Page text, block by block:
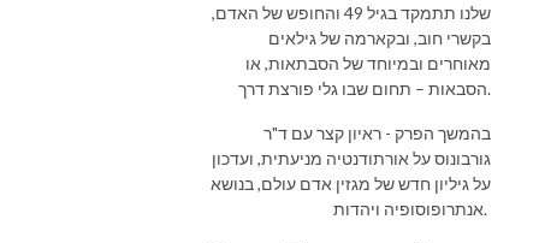
שלנו תתמקד בגיל 49 והחופש של האדם,
בקשרי חוב, ובקארמה של גילאים
מאוחרים ובמיוחד של הסבתאות, או
הסבאות – תחום שבו גלי פורצת דרך.
בהמשך הפרק - ראיון קצר עם ד"ר
גורבונוס על אורתודנטיה מניעתית, ועדכון
על גיליון חדש של מגזין אדם עולם, בנושא
אנתרופוסופיה ויהדות.